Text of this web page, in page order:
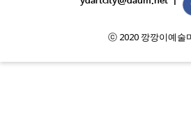
ⓒ 2020 깡깡이예술